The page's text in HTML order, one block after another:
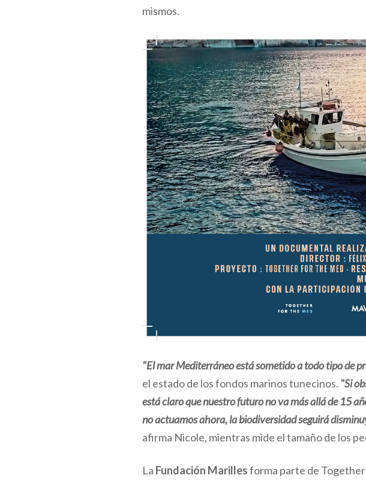
mismos.
"El mar Mediterráneo está sometido a todo tipo de
el estado de los fondos marinos tunecinos. "Si
está claro que nuestro futuro no va más allá de 15
no actuamos ahora, la biodiversidad seguirá
afirma Nicole, mientras mide el tamaño de los
La Fundación Marillesforma parte de